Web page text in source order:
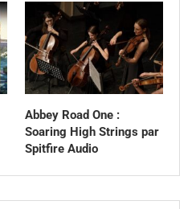
Abbey Road One :
Soaring High Strings par
Spitfire Audio